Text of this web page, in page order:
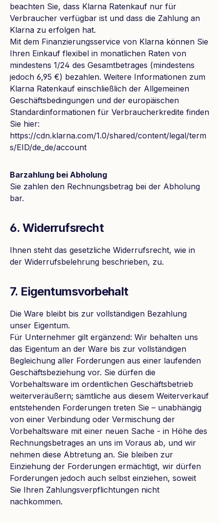
beachten Sie, dass Klarna Ratenkauf nur für
Verbraucher verfügbar ist und dass die Zahlung an
Klarna zu erfolgen hat.
Mit dem Finanzierungsservice von Klarna können Sie
Ihren Einkauf flexibel in monatlichen Raten von
mindestens 1/24 des Gesamtbetrages (mindestens
jedoch 6,95 €) bezahlen. Weitere Informationen zum
Klarna Ratenkauf einschließlich der Allgemeinen
Geschäftsbedingungen und der europäischen
Standardinformationen für Verbraucherkredite finden
Sie hier:
https://cdn.klarna.com/1.0/shared/content/legal/term
s/EID/de_de/account
Barzahlung bei Abholung
Sie zahlen den Rechnungsbetrag bei der Abholung
bar.
6. Widerrufsrecht
Ihnen steht das gesetzliche Widerrufsrecht, wie in
der Widerrufsbelehrung beschrieben, zu.
7. Eigentumsvorbehalt
Die Ware bleibt bis zur vollständigen Bezahlung
unser Eigentum.
Für Unternehmer gilt ergänzend: Wir behalten uns
das Eigentum an der Ware bis zur vollständigen
Begleichung aller Forderungen aus einer laufenden
Geschäftsbeziehung vor. Sie dürfen die
Vorbehaltsware im ordentlichen Geschäftsbetrieb
weiterveräußern; sämtliche aus diesem Weiterverkauf
entstehenden Forderungen treten Sie – unabhängig
von einer Verbindung oder Vermischung der
Vorbehaltsware mit einer neuen Sache - in Höhe des
Rechnungsbetrages an uns im Voraus ab, und wir
nehmen diese Abtretung an. Sie bleiben zur
Einziehung der Forderungen ermächtigt, wir dürfen
Forderungen jedoch auch selbst einziehen, soweit
Sie Ihren Zahlungsverpflichtungen nicht
nachkommen.